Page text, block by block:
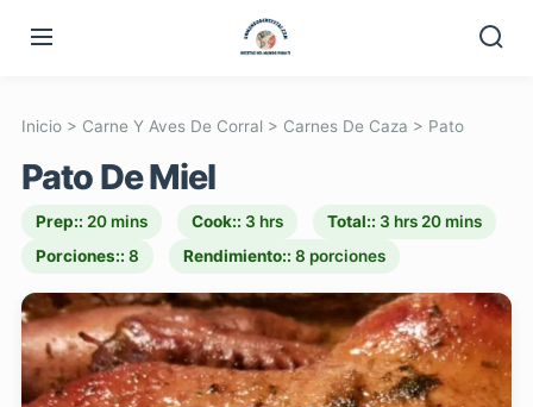
Inicio> Carne Y Aves De Corral > Carnes De Caza > Pato
Pato De Miel
Prep:: 20 mins Cook:: 3 hrs Total:: 3 hrs 20 mins
Porciones:: 8 Rendimiento:: 8 porciones